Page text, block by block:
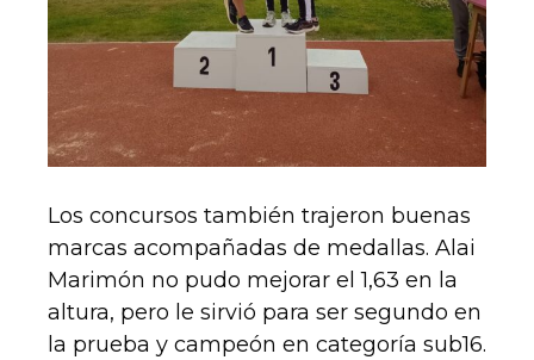
Los concursos también trajeron buenas
marcas acompañadas de medallas. Alai
Marimón no pudo mejorar el 1,63 en la
altura, pero le sirvió para ser segundo en
la prueba y campeón en categoría sub16.